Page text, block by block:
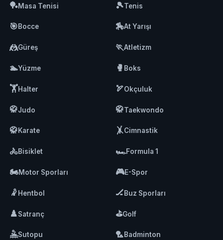
🏓Masa Tenisi 🎾Tenis
🎯Bocce 🏇At Yarışı
🤼Güreş 🏃Atletizm
🏊Yüzme 🥊 Boks
🏋️Halter 🏹Okçuluk
🥋Judo 🥋Taekwondo
🥋Karate 🤸Cimnastik
🚴Bisiklet 🏎️Formula 1
🏍️Motor Sporları 🎮E-Spor
🤾 Hentbol 🏒Buz Sporları
♟️Satranç ⛳Golf
🤽Sutopu 🏸Badminton